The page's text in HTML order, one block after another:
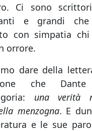
Ci sono
e grandi che
con simpatia chi
orrore.
dare della
che
una verità
menzogna. E
e le sue